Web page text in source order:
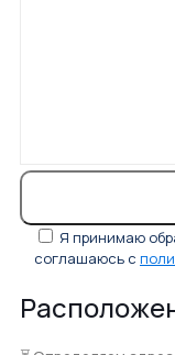
Я принимаю
соглашаюсь с